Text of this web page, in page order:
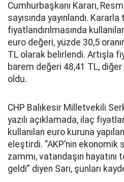
Cumhurbaşkanı Kararı,
sayısında yayınlandı.
fiyatlandırılmasında
euro değeri, yüzde 30,5
TL olarak belirlendi. Artışla
barem değeri 48,41 TL,
oldu.
CHP Balıkesir Milletvekili
yazılı açıklamada, ilaç
kullanılan euro kuruna
eleştirdi. “AKP’nin ekonomik
zammı, vatandaşın
geldi” diyen Sarı, şunları